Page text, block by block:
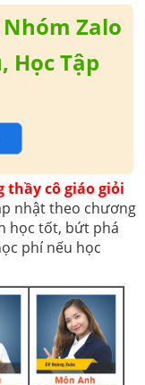
Nhóm Zalo
Học Tập
thầy cô giáo giỏi
nhật theo chương
học tốt, bứt phá
phí nếu học